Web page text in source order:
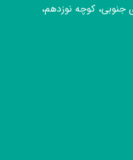
جنوبی، کوچه نوزدهم،